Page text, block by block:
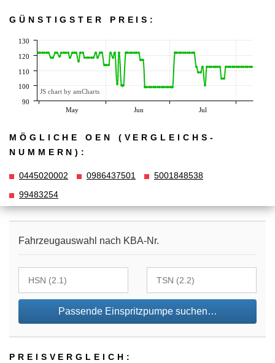
GÜNSTIGSTER PREIS:
May Jun Jul
90
100
110
120
130
JS chart by amCharts
MÖGLICHE OEN (VERGLEICHS­
NUMMERN):
0445020002 0986437501
5001848538
99483254
Fahrzeugauswahl nach KBA-Nr.
Passende Einspritzpumpe suchen…
PREIS­VER­GLEICH: